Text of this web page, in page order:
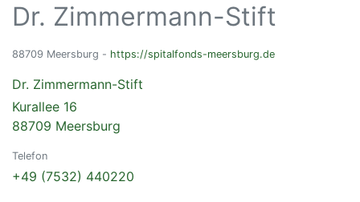
Dr. Zimmermann-Stift
88709 Meersburg - https://spitalfonds-meersburg.de
Dr. Zimmermann-Stift
Kurallee 16
88709 Meersburg
Telefon
+49 (7532) 440220